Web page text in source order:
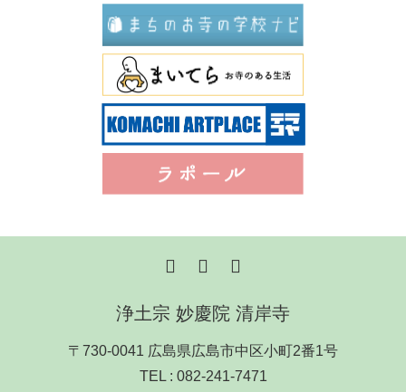
浄土宗 妙慶院 清岸寺
〒730-0041 広島県広島市中区小町2番1号
TEL : 082-241-7471